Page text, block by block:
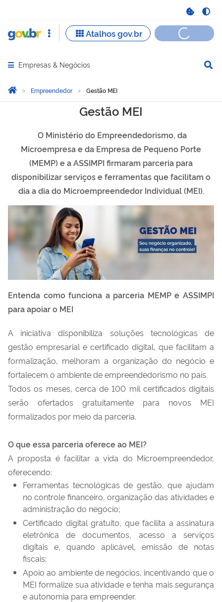
Abrir menu principal de navegação
Empresas & Negócios
Você está aqui:
Página Inicial
Empreendedor Gestão MEI
Gestão MEIGestão MEI
O Ministério do Empreendedorismo, da
Microempresa e da Empresa de Pequeno Porte
(MEMP) e a ASSIMPI firmaram parceria para
disponibilizar serviços e ferramentas que facilitam o
dia a dia do Microempreendedor Individual (MEI).
Entenda como funciona a parceria MEMP e ASSIMPI
para apoiar o MEI
A iniciativa disponibiliza soluções tecnológicas de
gestão empresarial e certificado digital, que facilitam a
formalização, melhoram a organização do negócio e
fortalecem o ambiente de empreendedorismo no país.
Todos os meses, cerca de 100 mil certificados digitais
serão ofertados gratuitamente para novos MEI
formalizados por meio da parceria.
O que essa parceria oferece ao MEI?
A proposta é facilitar a vida do Microempreendedor,
oferecendo:
Ferramentas tecnológicas de gestão, que ajudam
no controle financeiro, organização das atividades e
administração do negócio;
Certificado digital gratuito, que facilita a assinatura
eletrônica de documentos, acesso a serviços
digitais e, quando aplicável, emissão de notas
fiscais;
Apoio ao ambiente de negócios, incentivando que o
MEI formalize sua atividade e tenha mais segurança
e autonomia para empreender.